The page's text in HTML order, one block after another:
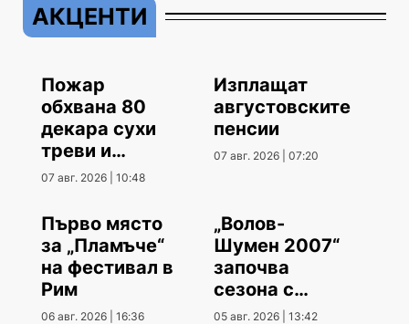
АКЦЕНТИ
Пожар
обхвана 80
декара сухи
треви и
храсти
07 авг. 2026 | 10:48
Изплащат
августовските
пенсии
07 авг. 2026 | 07:20
Първо място
за „Пламъче“
на фестивал в
Рим
06 авг. 2026 | 16:36
„Волов-
Шумен 2007“
започва
сезона с
гостуване
05 авг. 2026 | 13:42